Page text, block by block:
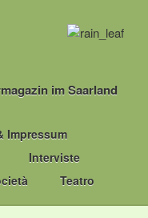
im Saarland
Impressum
Interviste
Teatro